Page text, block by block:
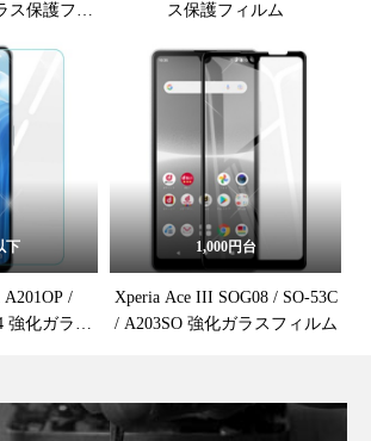
ス保護フィ
ス保護フィルム
下
A201OP /
強化ガラス
1,000円台
Xperia Ace III SOG08 / SO-53C
/ A203SO 強化ガラスフィルム